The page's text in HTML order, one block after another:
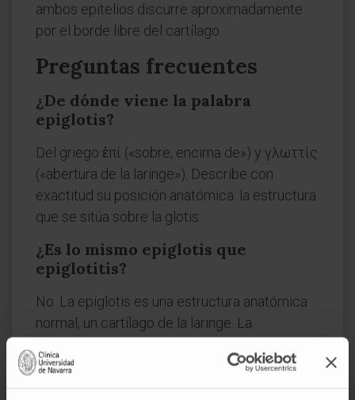
ambos epitelios discurre aproximadamente
por el borde libre del cartílago.
Preguntas frecuentes
¿De dónde viene la palabra
epiglotis?
Del griego ἐπί («sobre, encima de») y γλωττίς
(«abertura de la laringe»). Describe con
exactitud su posición anatómica: la estructura
que se sitúa sobre la glotis.
¿Es lo mismo epiglotis que
epiglotitis?
No. La epiglotis es una estructura anatómica
normal, un cartílago de la laringe. La
cartílago y de los tejidos supraglóticos
adyacentes, generalmente por infección